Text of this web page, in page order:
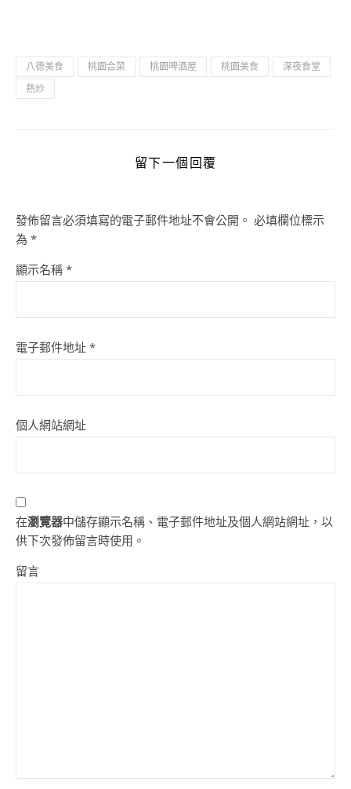
八德美食 桃園合菜 桃園啤酒屋 桃園美食
深夜食堂
熱炒
留下一個回覆
發佈留言必須填寫的電子郵件地址不會公開。 必填欄位標示
為 *
顯示名稱 *
電子郵件地址 *
個人網站網址
在瀏覽器中儲存顯示名稱、電子郵件地址及個人網站網址，以
供下次發佈留言時使用。
留言